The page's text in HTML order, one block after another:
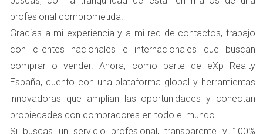
Lillo logró captar la atención de una pareja interesada
que residía en Alemania. Gracias al tour virtual, pudieron
explorar cada rincón del chalet sin necesidad de viajar.
Esto no solo les permitió conocer las características y el
ambiente del hogar, sino que también les dio la
confianza necesaria para tomar una decisión rápida. La
facilidad de acceso a esta información fue crucial; como
resultado, hicieron una oferta en menos de una semana
profesional comprometida.
Gracias a mi experiencia y a mi red de contactos, trabajo
con clientes nacionales e internacionales que buscan
comprar o vender. Ahora, como parte de eXp Realty
España, cuento con una plataforma global y herramientas
innovadoras que amplían las oportunidades y conectan
propiedades con compradores en todo el mundo.
Si buscas un servicio profesional, transparente y 100%